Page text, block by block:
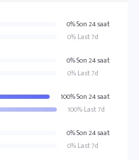
0% Son 24 saat
0% Last 7d
0% Son 24 saat
0% Last 7d
100% Son 24 saat
100% Last 7d
0% Son 24 saat
0% Last 7d